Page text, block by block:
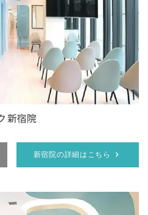
新宿院
新宿院の詳細はこちら